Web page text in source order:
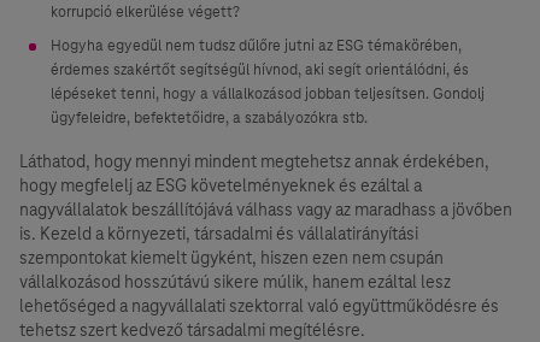
korrupció elkerülése végett?
Hogyha egyedül nem tudsz dűlőre jutni az ESG témakörében,
érdemes szakértőt segítségül hívnod, aki segít orientálódni, és
lépéseket tenni, hogy a vállalkozásod jobban teljesítsen. Gondolj
ügyfeleidre, befektetőidre, a szabályozókra stb.
Láthatod, hogy mennyi mindent megtehetsz annak érdekében,
hogy megfelelj az ESG követelményeknek és ezáltal a
nagyvállalatok beszállítójává válhass vagy az maradhass a jövőben
is. Kezeld a környezeti, társadalmi és vállalatirányítási
szempontokat kiemelt ügyként, hiszen ezen nem csupán
vállalkozásod hosszútávú sikere múlik, hanem ezáltal lesz
lehetőséged a nagyvállalati szektorral való együttműködésre és
tehetsz szert kedvező társadalmi megítélésre.